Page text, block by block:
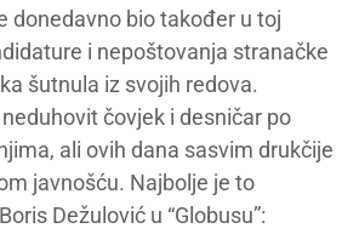
donedavno bio također u toj
i nepoštovanja stranačke
šutnula iz svojih redova.
čovjek i desničar po
ali ovih dana sasvim drukčije
javnošću. Najbolje je to
Dežulović u “Globusu”: